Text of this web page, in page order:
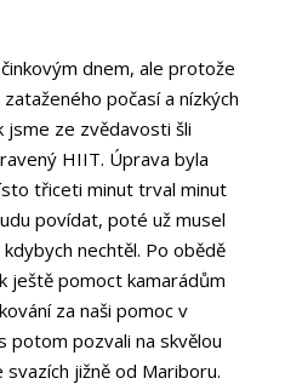
dnem, ale protože
počasí a nízkých
jsme ze zvědavosti šli
HIIT. Úprava byla
třiceti minut trval minut
povídat, poté už musel
nechtěl. Po obědě
ještě pomoct kamarádům
za naši pomoc v
potom pozvali na skvělou
jižně od Mariboru.